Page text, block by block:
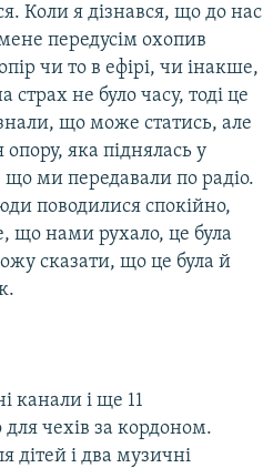
Коли я дізнався, що до нас
передусім охопив
чи то в ефірі, чи інакше,
не було часу, тоді це
що може статись, але
яка піднялась у
що ми передавали по радіо.
поводилися спокійно,
що нами рухало, це була
сказати, що це була й
канали і ще 11
чехів за кордоном.
дітей і два музичні